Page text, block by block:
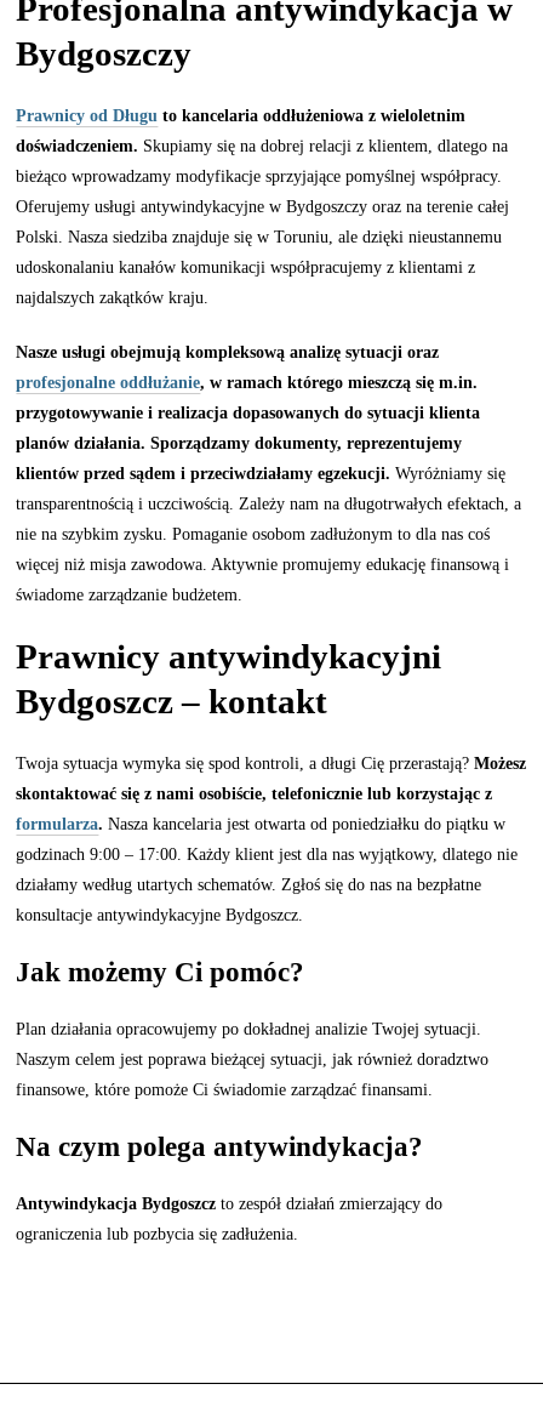
Profesjonalna antywindykacja w
Bydgoszczy
Prawnicy od Długu to kancelaria oddłużeniowa z wieloletnim
doświadczeniem. Skupiamy się na dobrej relacji z klientem, dlatego na
bieżąco wprowadzamy modyfikacje sprzyjające pomyślnej współpracy.
Oferujemy usługi antywindykacyjne w Bydgoszczy oraz na terenie całej
Polski. Nasza siedziba znajduje się w Toruniu, ale dzięki nieustannemu
udoskonalaniu kanałów komunikacji współpracujemy z klientami z
najdalszych zakątków kraju.
Nasze usługi obejmują kompleksową analizę sytuacji oraz
profesjonalne oddłużanie, w ramach którego mieszczą się m.in.
przygotowywanie i realizacja dopasowanych do sytuacji klienta
planów działania. Sporządzamy dokumenty, reprezentujemy
klientów przed sądem i przeciwdziałamy egzekucji.Wyróżniamy się
transparentnością i uczciwością. Zależy nam na długotrwałych efektach, a
nie na szybkim zysku. Pomaganie osobom zadłużonym to dla nas coś
więcej niż misja zawodowa. Aktywnie promujemy edukację finansową i
świadome zarządzanie budżetem.
Prawnicy antywindykacyjni
Bydgoszcz – kontakt
Twoja sytuacja wymyka się spod kontroli, a długi Cię przerastają?Możesz
skontaktować się z nami osobiście, telefonicznie lub korzystając z
formularza. Nasza kancelaria jest otwarta od poniedziałku do piątku w
godzinach 9:00 – 17:00. Każdy klient jest dla nas wyjątkowy, dlatego nie
działamy według utartych schematów. Zgłoś się do nas na bezpłatne
konsultacje antywindykacyjne Bydgoszcz.
Jak możemy Ci pomóc?
Plan działania opracowujemy po dokładnej analizie Twojej sytuacji.
Naszym celem jest poprawa bieżącej sytuacji, jak również doradztwo
finansowe, które pomoże Ci świadomie zarządzać finansami.
Na czym polega antywindykacja?
Antywindykacja Bydgoszczto zespół działań zmierzający do
ograniczenia lub pozbycia się zadłużenia.